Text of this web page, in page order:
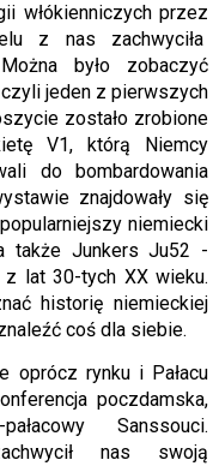
włókienniczych przez
z nas zachwyciła
było zobaczyć
jeden z pierwszych
zostało zrobione
V1, którą Niemcy
do bombardowania
znajdowały się
niemiecki
także Junkers Ju52 -
lat 30-tych XX wieku.
historię niemieckiej
coś dla siebie.
oprócz rynku i Pałacu
poczdamska,
Sanssouci.
nas swoją